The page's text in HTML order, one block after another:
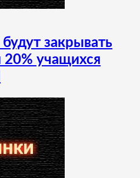
закрывать
20% учащихся